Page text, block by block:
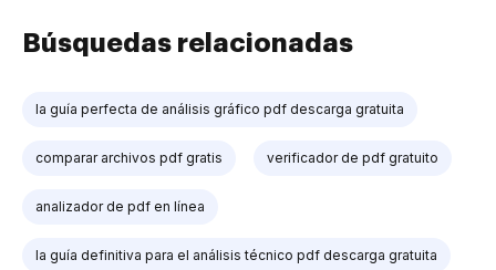
Búsquedas relacionadas
la guía perfecta de análisis gráfico pdf descarga gratuita
comparar archivos pdf gratis verificador de pdf gratuito
analizador de pdf en línea
la guía definitiva para el análisis técnico pdf descarga gratuita